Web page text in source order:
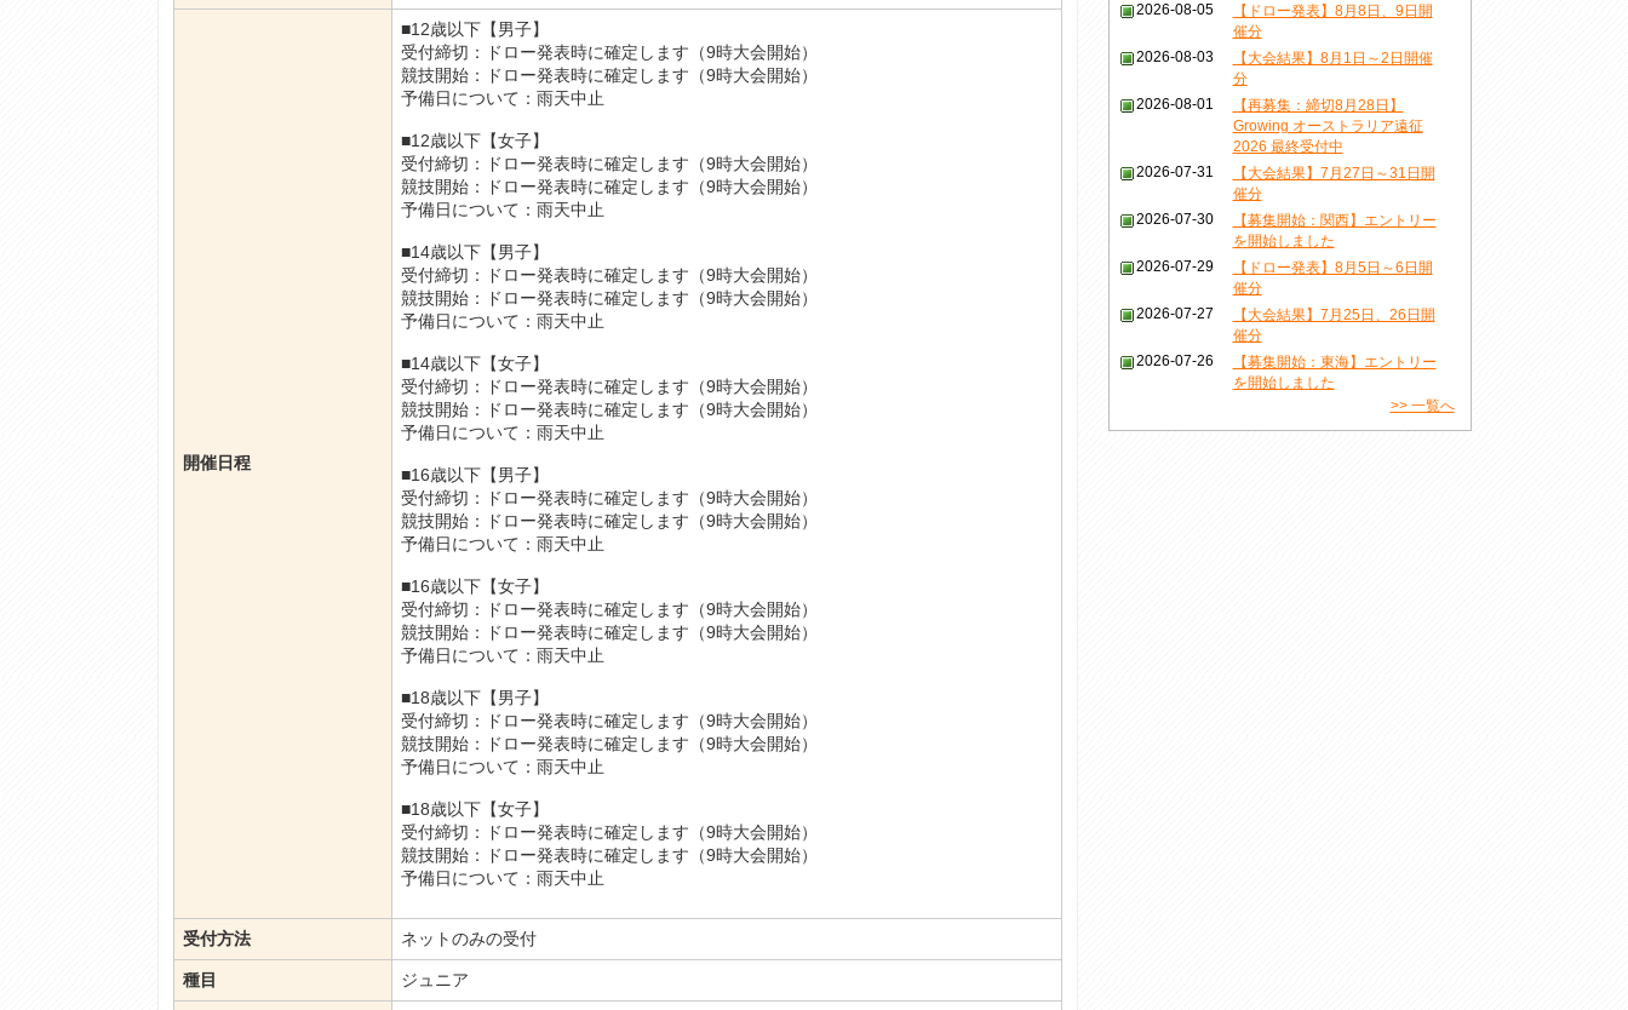
開催日程
■12歳以下【男子】
受付締切：ドロー発表時に確定します（9時大会開始）
競技開始：ドロー発表時に確定します（9時大会開始）
予備日について：雨天中止
■12歳以下【女子】
受付締切：ドロー発表時に確定します（9時大会開始）
競技開始：ドロー発表時に確定します（9時大会開始）
予備日について：雨天中止
■14歳以下【男子】
受付締切：ドロー発表時に確定します（9時大会開始）
競技開始：ドロー発表時に確定します（9時大会開始）
予備日について：雨天中止
■14歳以下【女子】
受付締切：ドロー発表時に確定します（9時大会開始）
競技開始：ドロー発表時に確定します（9時大会開始）
予備日について：雨天中止
■16歳以下【男子】
受付締切：ドロー発表時に確定します（9時大会開始）
競技開始：ドロー発表時に確定します（9時大会開始）
予備日について：雨天中止
■16歳以下【女子】
受付締切：ドロー発表時に確定します（9時大会開始）
競技開始：ドロー発表時に確定します（9時大会開始）
予備日について：雨天中止
■18歳以下【男子】
受付締切：ドロー発表時に確定します（9時大会開始）
競技開始：ドロー発表時に確定します（9時大会開始）
予備日について：雨天中止
■18歳以下【女子】
受付締切：ドロー発表時に確定します（9時大会開始）
競技開始：ドロー発表時に確定します（9時大会開始）
予備日について：雨天中止
受付方法 ネットのみの受付
種目 ジュニア
2026-08-05
【ドロー発表】8月8日、9日開
催分
2026-08-03
【大会結果】8月1日～2日開催
分
2026-08-01
【再募集：締切8月28日】
Growing オーストラリア遠征
2026 最終受付中
2026-07-31
【大会結果】7月27日～31日開
催分
2026-07-30
【募集開始：関西】エントリー
を開始しました
2026-07-29
【ドロー発表】8月5日～6日開
催分
2026-07-27
【大会結果】7月25日、26日開
催分
2026-07-26
【募集開始：東海】エントリー
を開始しました
>> 一覧へ